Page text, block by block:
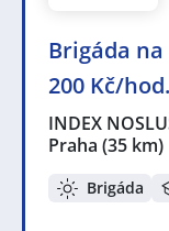
Brigáda
200 Kč/hod.
INDEX
Praha (35 km)
Brigáda